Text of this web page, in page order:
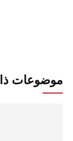
موضوعات